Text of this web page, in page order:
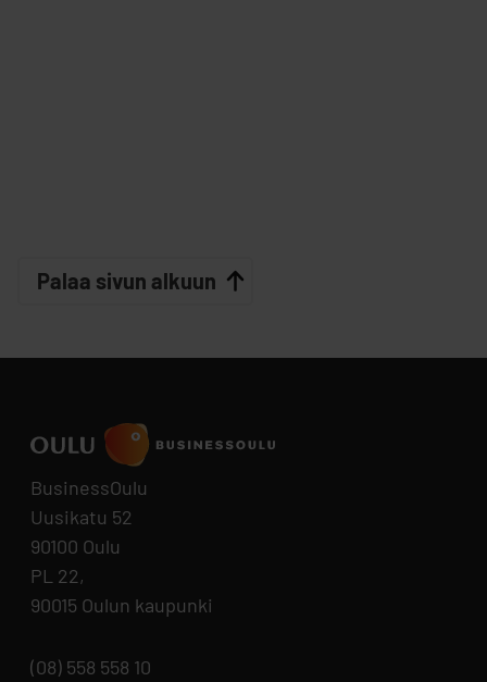
Palaa sivun alkuun
BusinessOulu
Uusikatu 52
90100 Oulu
PL 22,
90015 Oulun kaupunki
(08) 558 558 10